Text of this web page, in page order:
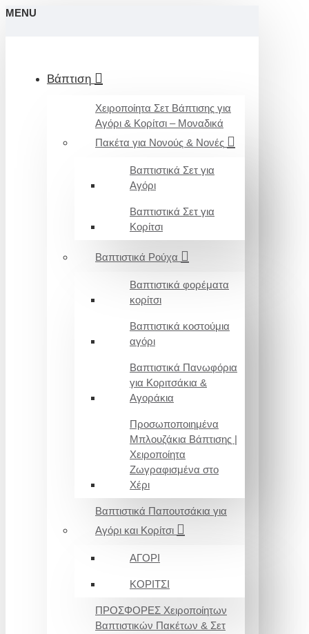
MENU
Βάπτιση
Χειροποίητα Σετ Βάπτισης για
Αγόρι & Κορίτσι – Μοναδικά
Πακέτα για Νονούς & Νονές
Βαπτιστικά Σετ για
Αγόρι
Βαπτιστικά Σετ για
Κορίτσι
Βαπτιστικά Ρούχα
Βαπτιστικά φορέματα
κορίτσι
Βαπτιστικά κοστούμια
αγόρι
Βαπτιστικά Πανωφόρια
για Κοριτσάκια &
Αγοράκια
Προσωποποιημένα
Μπλουζάκια Βάπτισης |
Χειροποίητα
Ζωγραφισμένα στο
Χέρι
Βαπτιστικά Παπουτσάκια για
Αγόρι και Κορίτσι
ΑΓΟΡΙ
ΚΟΡΙΤΣΙ
ΠΡΟΣΦΟΡΕΣ Χειροποίητων
Βαπτιστικών Πακέτων & Σετ